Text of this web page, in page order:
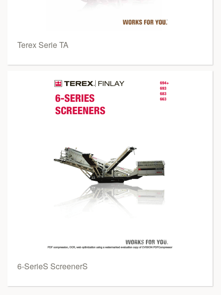
Terex Serie TA
6-SerieS ScreenerS